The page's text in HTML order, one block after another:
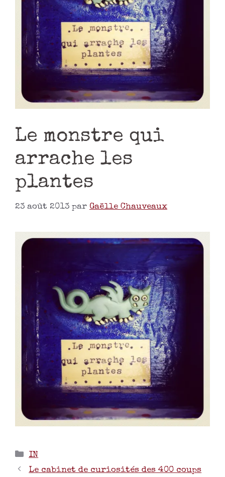
Le monstre qui
arrache les
plantes
23 août 2013 par Gaëlle Chauveaux
IN
Le cabinet de curiosités des 400 coups